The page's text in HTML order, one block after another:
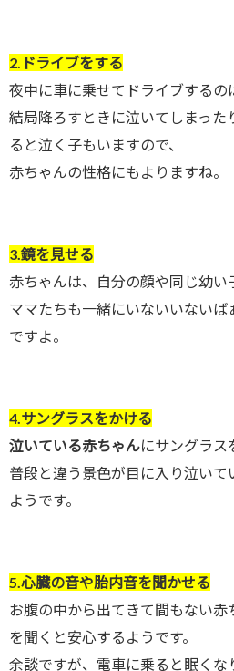
2.ドライブをする
夜中に車に乗せてドライブするの
結局降ろすときに泣いてしまっ
ると泣く子もいますので、
赤ちゃんの性格にもよりますね。
3.鏡を見せる
赤ちゃんは、自分の顔や同じ幼い
ママたちも一緒にいないいない
ですよ。
4.サングラスをかける
泣いている赤ちゃんにサングラス
普段と違う景色が目に入り泣いて
ようです。
5.心臓の音や胎内音を聞かせる
お腹の中から出てきて間もない
を聞くと安心するようです。
余談ですが、電車に乗ると眠くな